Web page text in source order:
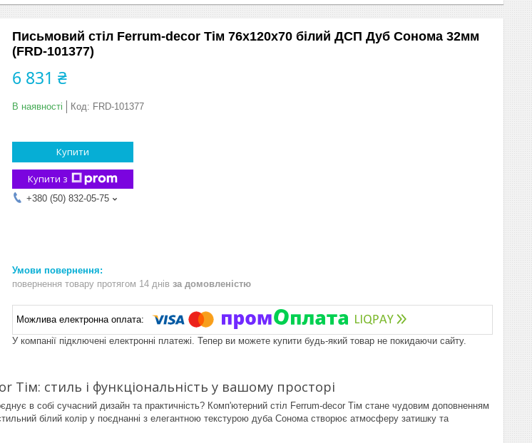
Письмовий стіл Ferrum-decor Тім 76x120x70 білий ДСП Дуб Сонома 32мм
(FRD-101377)
6 831 ₴
В наявності Код: FRD-101377
Купити
Купити з
+380 (50) 832-05-75
повернення товару протягом 14 днів за домовленістю
У компанії підключені електронні платежі. Тепер ви можете купити будь-який товар не покидаючи сайту.
стиль і функціональність у вашому просторі
в собі сучасний дизайн та практичність? Комп'ютерний стіл Ferrum-decor Тім стане чудовим доповненням
білий колір у поєднанні з елегантною текстурою дуба Сонома створює атмосферу затишку та